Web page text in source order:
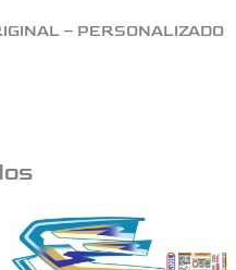
– PERSONALIZADO